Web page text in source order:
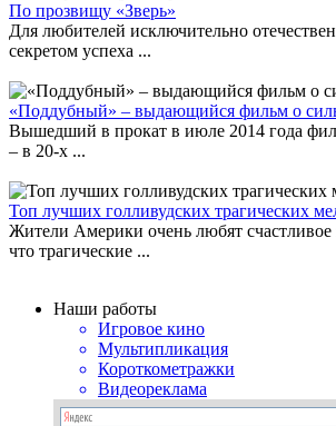
По прозвищу «Зверь»
Для любителей исключительно
секретом успеха ...
«Поддубный» – выдающийся фильм о
Вышедший в прокат в июле 2014 года
– в 20-х ...
Топ лучших голливудских трагических
Жители Америки очень любят
что трагические ...
Наши работы
Игровое кино
Мультипликация
Короткометражки
Видеореклама